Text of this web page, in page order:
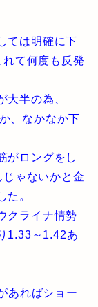
ては明確に下
て何度も反発
大半の為、
、なかなか下
がロングをし
ゃないかと金
た。
クライナ情勢
1.33～1.42あ
あればショー